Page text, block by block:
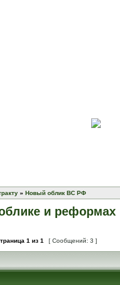
» Новый облик ВС РФ
и реформах
1 из 1 [ Сообщений: 3 ]